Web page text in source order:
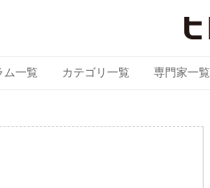
ム一覧 カテゴリ一覧 専門家一覧